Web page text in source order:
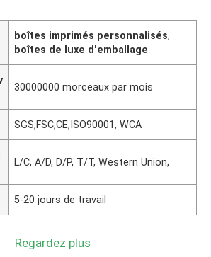
boîtes imprimés personnalisés,
boîtes de luxe d'emballage
30000000 morceaux par mois
SGS,FSC,CE,ISO90001, WCA
L/C, A/D, D/P, T/T, Western Union,
5-20 jours de travail
Regardez plus